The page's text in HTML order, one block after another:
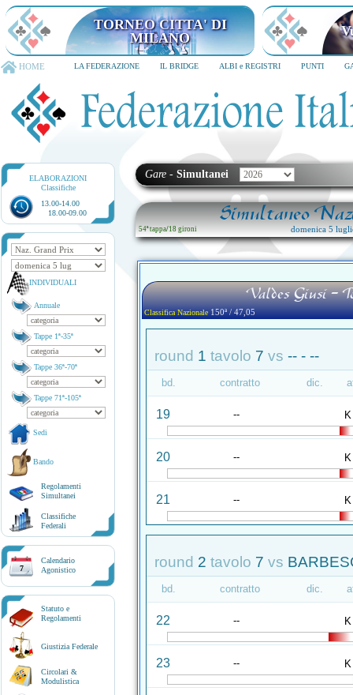
TORNEO CITTA' DI MILANO
6-8 dicembre 2026
HOME LA FEDERAZIONE IL BRIDGE ALBI e REGISTRI PUNTI
ELABORAZIONI
Classifiche
13.00-14.00
18.00-09.00
INDIVIDUALI
Annuale
Tappe 1ª-35ª
Tappe 36ª-70ª
Tappe 71ª-105ª
Sedi
Bando
Regolamenti
Simultanei
Classifiche
Federali
7
Calendario
Agonistico
Statuto e
Regolamenti
Giustizia Federale
Circolari &
Modulistica
Gare - Simultanei
Simultaneo
54ª tappa/18 gironi domenica 5
Valdes Giusi -
Classifica Nazionale150ª / 47,05
round 1 tavolo 7 vs -- - --
bd. contratto dic.
19 -- K
20 -- K
21 -- K
round 2 tavolo 7 vs
bd. contratto dic.
22 -- K
23 -- K